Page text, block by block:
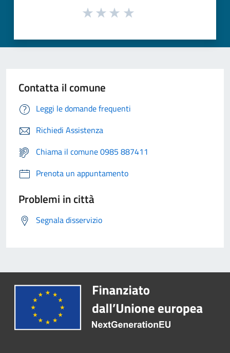
Contatta il comune
Leggi le domande frequenti
Richiedi Assistenza
Chiama il comune 0985 887411
Prenota un appuntamento
Problemi in città
Segnala disservizio